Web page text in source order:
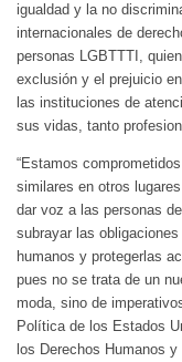
igualdad y la no
internacionales de
personas LGBTTTI,
exclusión y el prejuicio
las instituciones de
sus vidas, tanto
“Estamos
similares en otros
dar voz a las personas
subrayar las
humanos y protegerlas
pues no se trata de un
moda, sino de
Política de los Estados
los Derechos Humanos